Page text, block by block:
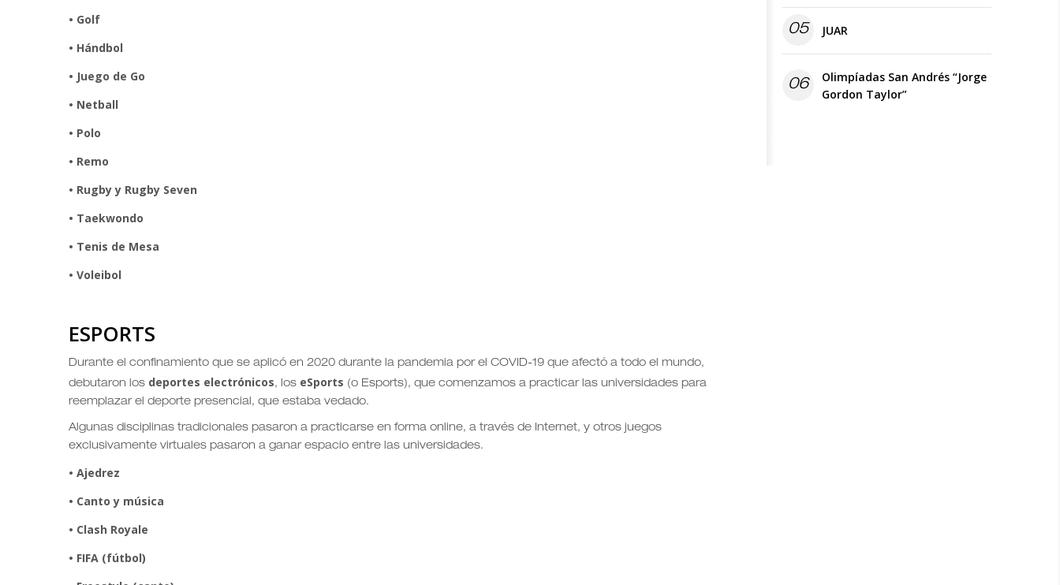
• Golf
• Hándbol
• Juego de Go
• Netball
• Polo
• Remo
• Rugby y Rugby Seven
• Taekwondo
• Tenis de Mesa
• Voleibol
ESPORTS
Durante el confinamiento que se aplicó en 2020 durante la pandemia por el COVID-19 que afectó a todo el mundo,
debutaron los deportes electrónicos, los eSports (o Esports), que comenzamos a practicar las universidades para
reemplazar el deporte presencial, que estaba vedado.
Algunas disciplinas tradicionales pasaron a practicarse en forma online, a través de Internet, y otros juegos
exclusivamente virtuales pasaron a ganar espacio entre las universidades.
• Ajedrez
• Canto y música
• Clash Royale
• FIFA (fútbol)
05 JUAR
06
Olimpíadas San Andrés “Jorge
Gordon Taylor”